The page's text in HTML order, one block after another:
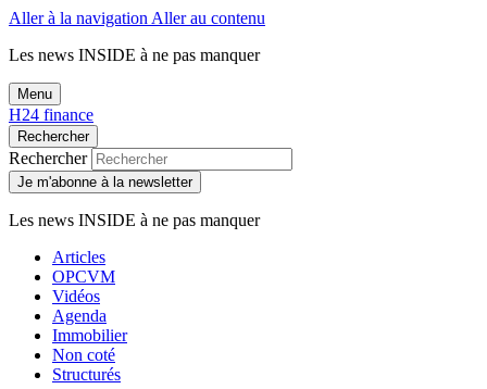
Aller à la navigation Aller au contenu
Les news INSIDE à ne pas manquer
Menu
H24 finance
Rechercher
Rechercher
Je m'abonne à la newsletter
Les news INSIDE à ne pas manquer
Articles
OPCVM
Vidéos
Agenda
Immobilier
Non coté
Structurés